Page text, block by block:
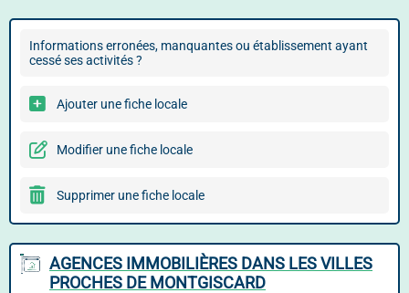
Informations erronées, manquantes ou établissement ayant
cessé ses activités ?
Ajouter une fiche locale
Modifier une fiche locale
Supprimer une fiche locale
AGENCES IMMOBILIÈRES DANS LES VILLES
PROCHES DE MONTGISCARD